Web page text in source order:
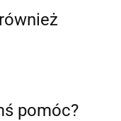
pomóc?